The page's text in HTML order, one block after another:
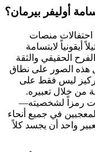
أوليفر بيرمان؟
احتفالات منصات
أيقونياً لابتسامة
الحقيقي والثقة
هذه الصور على نطاق
ليس فقط على
من خلال تعبيره.
رمزاً لشخصيته—
في جميع أنحاء
واحد أن يجسد كلاً